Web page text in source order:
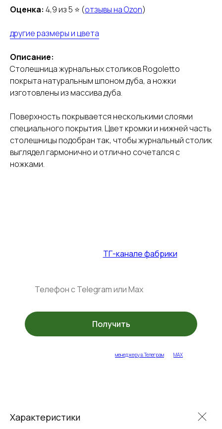
Оценка: 4,9 из 5 ⭐ (отзывы на Ozon)
другие размеры и цвета
Описание:
Столешница журнальных столиков Rogoletto
покрыта натуральным шпоном дуба, а ножки
изготовлены из массива дуба.
Поверхность покрывается несколькими слоями
специального покрытия. Цвет кромки и нижней часть
столешницы подобран так, чтобы журнальный столик
выглядел гармонично и отлично сочетался с
ножками.
ТГ-канале фабрики
Получить
менеджеру в Телеграм MAX
Характеристики